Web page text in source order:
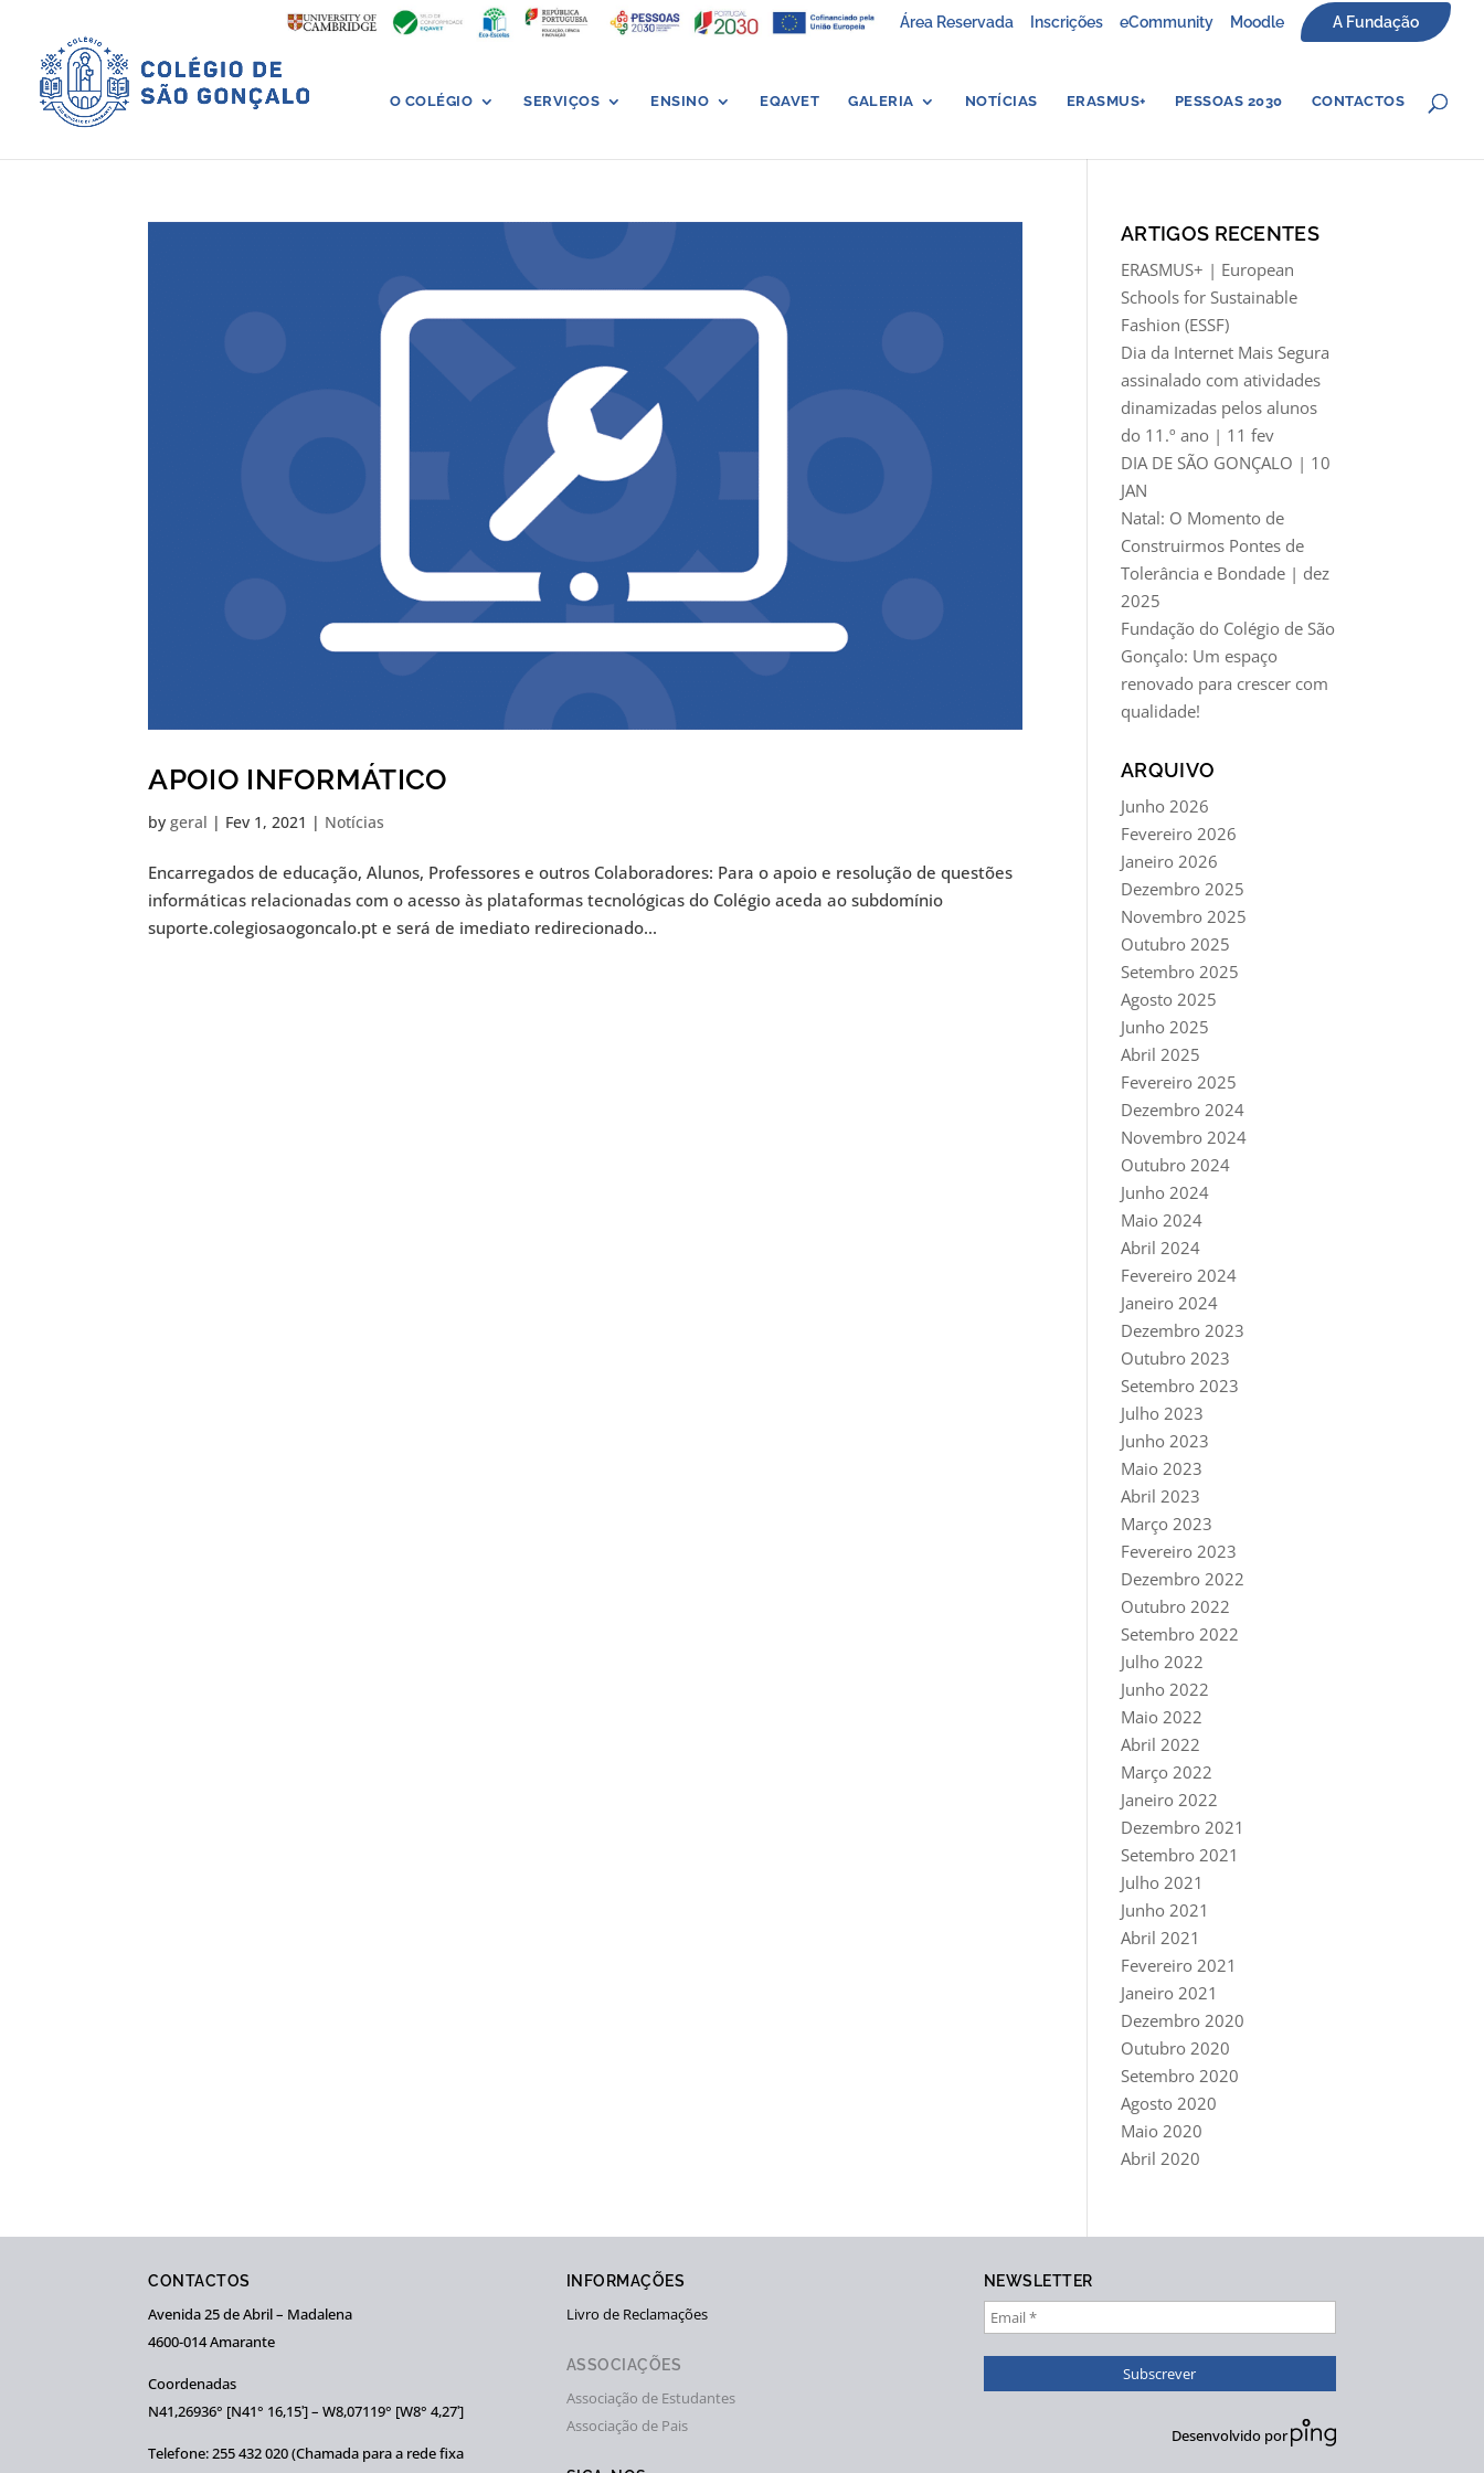
Área Reservada Inscrições eCommunity Moodle A Fundação
O COLÉGIO SERVIÇOS ENSINO EQAVET GALERIA NOTÍCIAS ERASMUS+ PESSOAS 2030 CONTACTOS
APOIO INFORMÁTICO
bygeral | Fev 1, 2021 | Notícias
Encarregados de educação, Alunos, Professores e outros Colaboradores: Para o apoio e resolução de questões
informáticas relacionadas com o acesso às plataformas tecnológicas do Colégio aceda ao subdomínio
suporte.colegiosaogoncalo.pt e será de imediato redirecionado...
ARTIGOS RECENTES
ERASMUS+ | European
Schools for Sustainable
Fashion (ESSF)
Dia da Internet Mais Segura
assinalado com atividades
dinamizadas pelos alunos
do 11.º ano | 11 fev
DIA DE SÃO GONÇALO | 10
JAN
Natal: O Momento de
Construirmos Pontes de
Tolerância e Bondade | dez
2025
Fundação do Colégio de São
Gonçalo: Um espaço
renovado para crescer com
qualidade!
ARQUIVO
Junho 2026
Fevereiro 2026
Janeiro 2026
Dezembro 2025
Novembro 2025
Outubro 2025
Setembro 2025
Agosto 2025
Junho 2025
Abril 2025
Fevereiro 2025
Dezembro 2024
Novembro 2024
Outubro 2024
Junho 2024
Maio 2024
Abril 2024
Fevereiro 2024
Janeiro 2024
Dezembro 2023
Outubro 2023
Setembro 2023
Julho 2023
Junho 2023
Maio 2023
Abril 2023
Março 2023
Fevereiro 2023
Dezembro 2022
Outubro 2022
Setembro 2022
Julho 2022
Junho 2022
Maio 2022
Abril 2022
Março 2022
Janeiro 2022
Dezembro 2021
Setembro 2021
Julho 2021
Junho 2021
Abril 2021
Fevereiro 2021
Janeiro 2021
Dezembro 2020
Outubro 2020
Setembro 2020
Agosto 2020
Maio 2020
Abril 2020
CONTACTOS
Avenida 25 de Abril – Madalena
4600-014 Amarante
Coordenadas
N41,26936° [N41° 16,15ʹ] – W8,07119° [W8° 4,27ʹ]
Telefone: 255 432 020 (Chamada para a rede fixa
INFORMAÇÕES
Livro de Reclamações
ASSOCIAÇÕES
Associação de Estudantes
Associação de Pais
NEWSLETTER
Desenvolvido por